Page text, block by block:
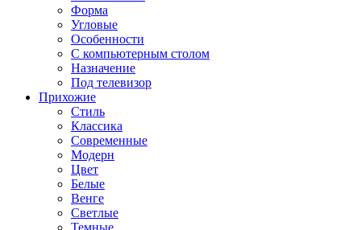
Форма
Угловые
Особенности
С компьютерным столом
Назначение
Под телевизор
Прихожие
Стиль
Классика
Современные
Модерн
Цвет
Белые
Венге
Светлые
Темные